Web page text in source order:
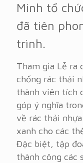
Minh tổ
đã tiên
trình.
Tham gia Lễ ra
chống rác thải
thành viên tích
góp ý nghĩa
về rác thải
xanh cho các
Đặc biệt, tập
thành công các